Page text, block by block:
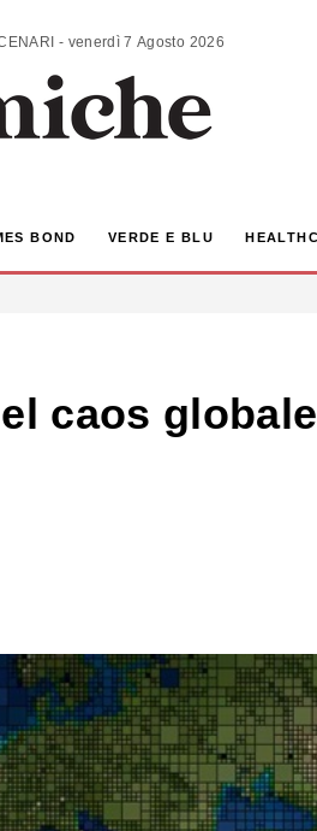
ANALISI | COMMENTI | SCENARI - venerdì 7 Agosto 2026
BOND VERDE E BLU
caos